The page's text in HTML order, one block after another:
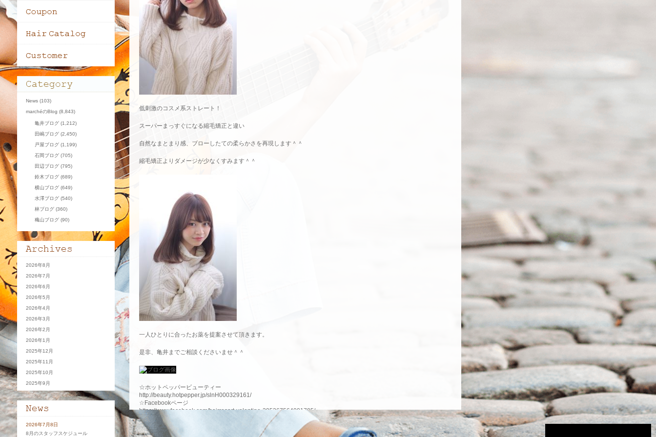
低刺激のコスメ系ストレート！
スーパーまっすぐになる縮毛矯正と違い
自然なまとまり感、ブローしたての柔らかさを再現します＾＾
縮毛矯正よりダメージが少なくすみます＾＾
一人ひとりに合ったお薬を提案させて頂きます。
是非、亀井までご相談くださいませ＾＾
☆ホットペッパービューティー
http://beauty.hotpepper.jp/slnH000329161/
☆Facebookページ
https://www.facebook.com/hairresort-valentine-395267564001705/
☆Instagram（インスタグラム）
http://instagram.com/valentine_photogallery
☆サロンへの口コミ
News (103)
marchéのBlog (8,843)
亀井ブログ (1,212)
田嶋ブログ (2,450)
戸屋ブログ (1,199)
石岡ブログ (705)
田辺ブログ (795)
鈴木ブログ (689)
横山ブログ (649)
水澤ブログ (540)
林ブログ (360)
穐山ブログ (90)
2026年8月
2026年7月
2026年6月
2026年5月
2026年4月
2026年3月
2026年2月
2026年1月
2025年12月
2025年11月
2025年10月
2025年9月
2026年7月8日
8月のスタッフスケジュール